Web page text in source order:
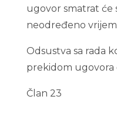
ugovor smatrat će
neodređeno
Odsustva sa rada
prekidom ugovora
Član 23